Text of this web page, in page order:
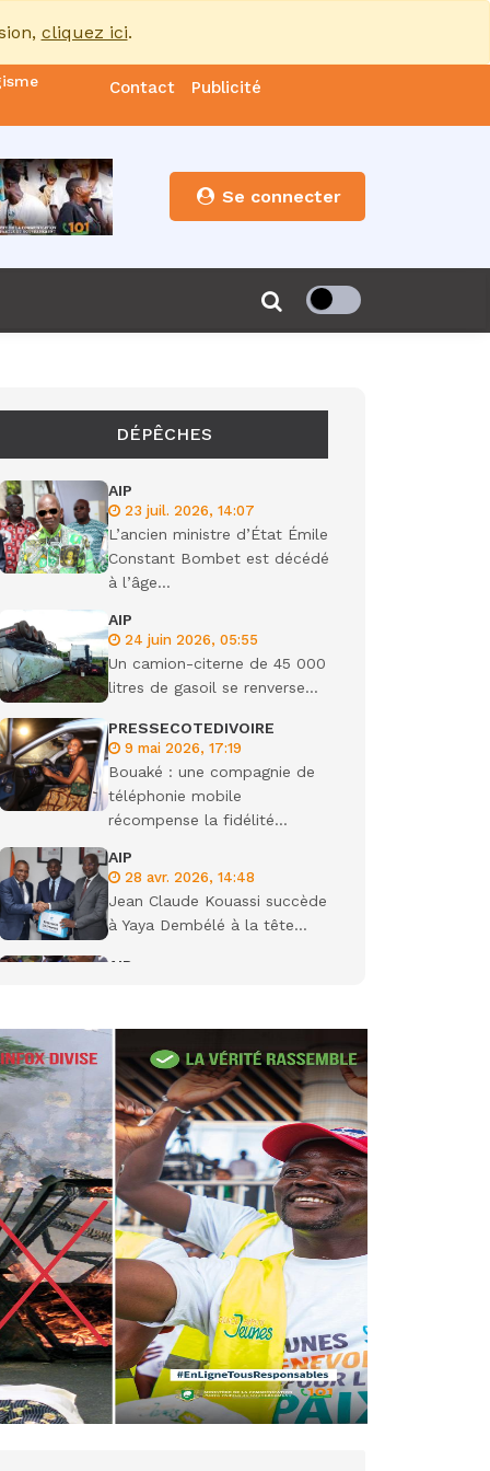
cliquez ici.
85
Contact Publicité
Se connecter
DÉPÊCHES
AIP
23 juil. 2026, 14:07
L’ancien ministre d’État Émile
Constant Bombet est décédé
à l’âge...
AIP
24 juin 2026, 05:55
Un camion-citerne de 45 000
litres de gasoil se renverse...
PRESSECOTEDIVOIRE
9 mai 2026, 17:19
Bouaké : une compagnie de
téléphonie mobile
récompense la fidélité...
AIP
28 avr. 2026, 14:48
Jean Claude Kouassi succède
à Yaya Dembélé à la tête...
AIP
Sadio Camara tué lors
d’attaques...
AIP
22 avr. 2026, 16:41
Des bureaux ravagés dans un
incendie survenu à la mairie...
AIP
10 avr. 2026, 09:48
Nommé Médiateur de la
République, Gaoussou Touré
prend officiellement fonction
AIP
13 mars 2026, 10:43
Nécrologie : décès de
Guillaume Houphouët-Boigny,
fils du Père fondateur...